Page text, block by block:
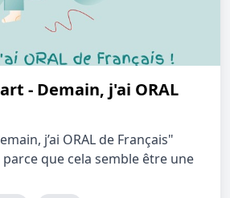
- Demain, j'ai ORAL
j’ai ORAL de Français"
que cela semble être une